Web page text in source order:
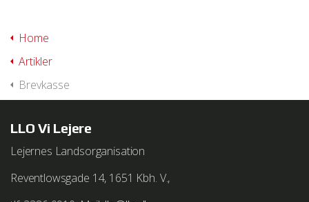
Home
Artikler
Brevkasse
LLO Vi Lejere
Lejernes Landsorganisation
Reventlowsgade 14, 1651 Kbh. V.,